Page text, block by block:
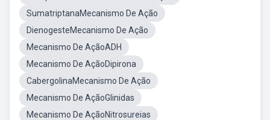
SumatriptanaMecanismo De Ação
DienogesteMecanismo De Ação
Mecanismo De AçãoADH
Mecanismo De AçãoDipirona
CabergolinaMecanismo De Ação
Mecanismo De AçãoGlinidas
Mecanismo De AçãoNitrosureias